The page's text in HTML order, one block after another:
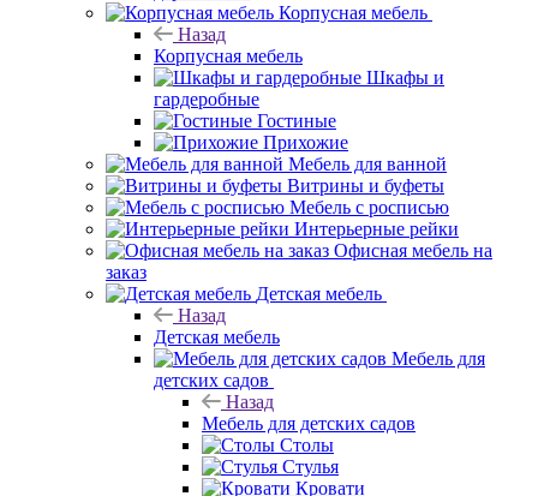
Корпусная мебель
Назад
Корпусная мебель
Шкафы и
гардеробные
Гостиные
Прихожие
Мебель для ванной
Витрины и буфеты
Мебель с росписью
Интерьерные рейки
Офисная мебель на
заказ
Детская мебель
Назад
Детская мебель
Мебель для
детских садов
Назад
Мебель для детских садов
Столы
Стулья
Кровати